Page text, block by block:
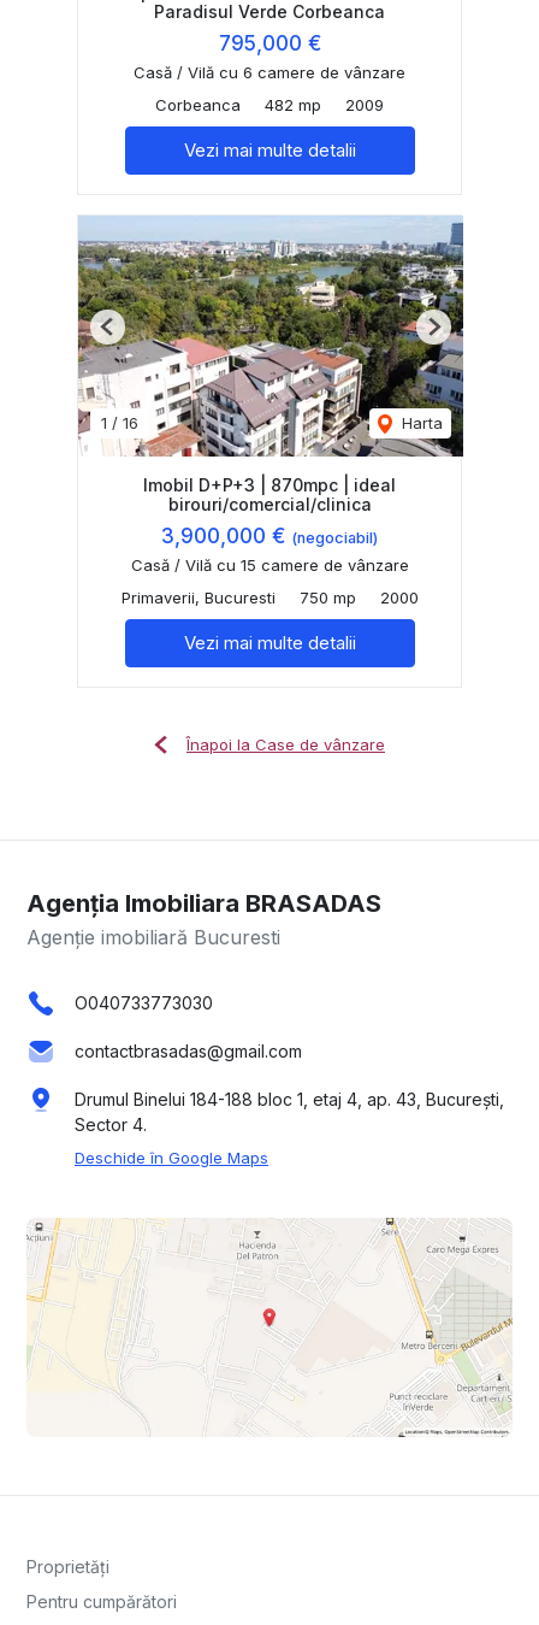
Paradisul Verde Corbeanca
795,000 €
Casă / Vilă cu 6 camere de vânzare
Corbeanca
482 mp 2009
Vezi mai multe detalii
1 / 16 Harta
Previous Next
Imobil D+P+3 | 870mpc | ideal
birouri/comercial/clinica
3,900,000 € (negociabil)
Casă / Vilă cu 15 camere de vânzare
Primaverii, Bucuresti
750 mp 2000
Vezi mai multe detalii
Înapoi la Case de vânzare
Agenția Imobiliara BRASADAS
Agenție imobiliară Bucuresti
O040733773030
contactbrasadas@gmail.com
Drumul Binelui 184-188 bloc 1, etaj 4, ap. 43, București,
Sector 4.
Deschide în Google Maps
Proprietăți
Pentru cumpărători